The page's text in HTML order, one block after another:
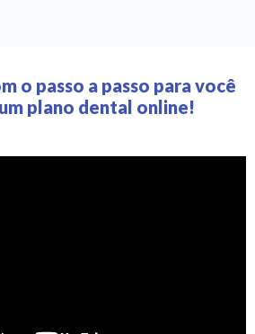
o passo a passo para você
plano dental online!